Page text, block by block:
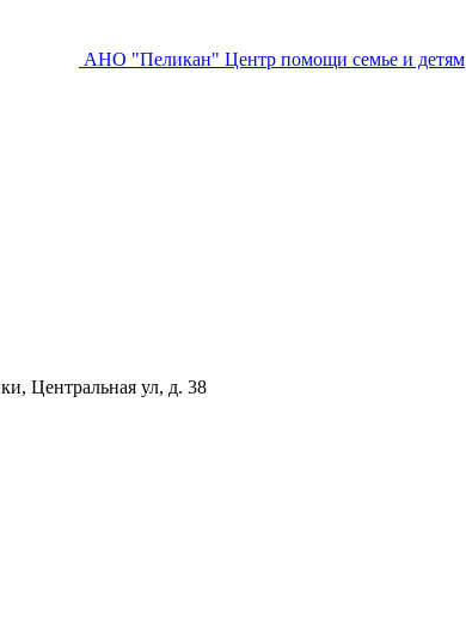
АНО "Пеликан" Центр помощи семье и детям
Центральная ул, д. 38